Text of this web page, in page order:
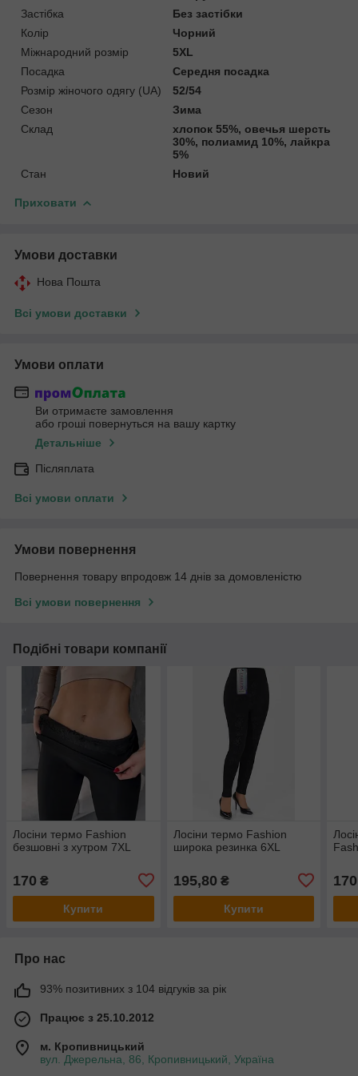
Застібка
Без застібки
Колір
Чорний
Міжнародний розмір
5XL
Посадка
Середня посадка
Розмір жіночого одягу (UA)
52/54
Сезон
Зима
Склад
хлопок 55%, овечья шерсть
30%, полиамид 10%, лайкра
5%
Стан
Новий
Приховати
Умови доставки
Нова Пошта
Всі умови доставки
Умови оплати
Ви отримаєте замовлення
або гроші повернуться на вашу картку
Детальніше
Післяплата
Всі умови оплати
Умови повернення
Повернення товару впродовж 14 днів за домовленістю
Всі умови повернення
Подібні товари компанії
Лосіни термо Fashion
безшовні з хутром 7XL
170 ₴
Купити
Лосіни термо Fashion
широка резинка 6XL
195,80 ₴
Купити
170
Про нас
93% позитивних з 104 відгуків за рік
Працює з 25.10.2012
м. Кропивницький
вул. Джерельна, 86, Кропивницький, Україна